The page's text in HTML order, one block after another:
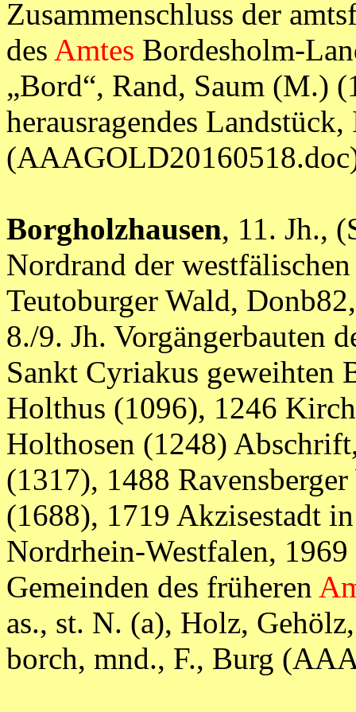
Zusammenschluss der
des Amtes Bordesholm-
„Bord“, Rand, Saum (M.)
herausragendes Landstück,
Borgholzhausen, 11. Jh.,
Nordrand der
Teutoburger Wald,
8./9. Jh. Vorgängerbauten
Sankt Cyriakus geweihten
Holthus (1096), 1246
Holthosen (1248)
(1317), 1488
(1688), 1719 Akzisestadt
Nordrhein-Westfalen,
Gemeinden des früheren
as., st. N. (a), Holz,
borch, mnd., F., Burg